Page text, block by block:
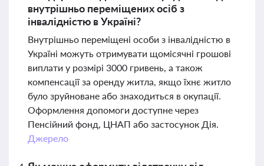
внутрішньо переміщених осіб з
інвалідністю в Україні?
Внутрішньо переміщені особи з інвалідністю в
Україні можуть отримувати щомісячні грошові
виплати у розмірі 3000 гривень, а також
компенсації за оренду житла, якщо їхнє житло
було зруйноване або знаходиться в окупації.
Оформлення допомоги доступне через
Пенсійний фонд, ЦНАП або застосунок Дія.
Джерело